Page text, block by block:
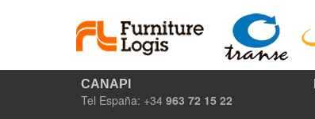
CANAPI
Tel España: +34 963 72 15 22